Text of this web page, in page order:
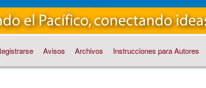
Avisos Archivos Instrucciones para Autores